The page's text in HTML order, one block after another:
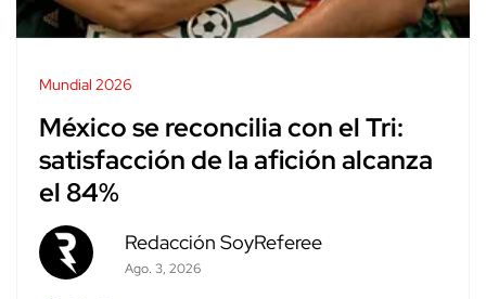
Mundial 2026
México se reconcilia con el Tri:
satisfacción de la afición alcanza
el 84%
Redacción SoyReferee
Ago. 3, 2026